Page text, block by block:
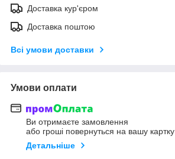
Доставка кур'єром
Доставка поштою
Всі умови доставки
Умови оплати
Ви отримаєте замовлення
або гроші повернуться на вашу картку
Детальніше